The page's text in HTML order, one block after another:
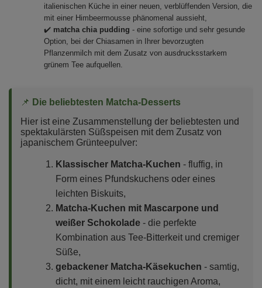
italienischen Küche in einer neuen, verblüffenden Version, die
mit einer Himbeermousse phänomenal aussieht,
✔️ matcha chia pudding - eine sofortige und sehr gesunde
Option, bei der Chiasamen in Ihrer bevorzugten
Pflanzenmilch mit dem Zusatz von ausdrucksstarkem
grünem Tee aufquellen.
📌 Die beliebtesten Matcha-Desserts
Hier ist eine Zusammenstellung der beliebtesten und
spektakulärsten Süßspeisen mit dem Zusatz von
japanischem Grünteepulver:
Klassischer Matcha-Kuchen - fluffig, in
Form eines Pfundskuchens oder eines
leichten Biskuits,
Matcha-Kuchen mit Mascarpone und
weißer Schokolade - die perfekte
Kombination aus Tee-Bitterkeit und cremiger
Süße,
gebackener Matcha-Käsekuchen - samtig,
dicht, mit einem leicht rauchigen Aroma,